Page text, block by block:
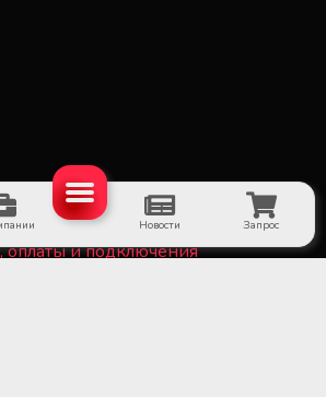
Новости Запрос
оплаты и подключения